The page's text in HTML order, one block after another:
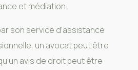
et médiation.
son service d’assistance
un avocat peut être
avis de droit peut être